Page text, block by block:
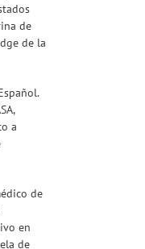
de
de la
a
de
en
de